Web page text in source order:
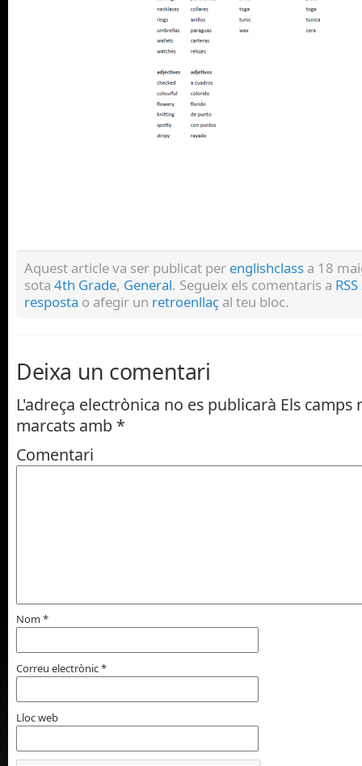
Aquest article va ser publicat per englishclass a 18
sota 4th Grade, General. Segueix els comentaris a
resposta o afegir un retroenllaç al teu bloc.
Deixa un comentari
L'adreça electrònica no es publicarà Els camps
marcats amb *
Comentari
Nom *
Correu electrònic*
Lloc web